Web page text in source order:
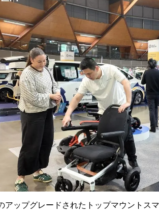
アップグレードされたトップマウントス